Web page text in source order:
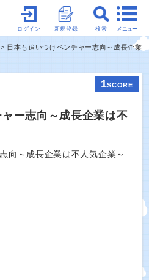
メニュー
検索
新規登録
ログイン
日本も追いつけベンチャー志向～成長企業
1SCORE
ー志向～成長企業は不